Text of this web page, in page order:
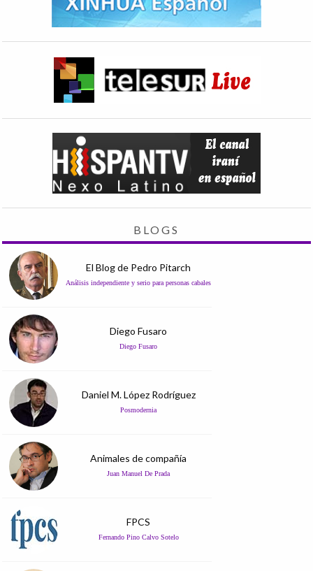
BLOGS
El Blog de Pedro Pitarch
Análisis independiente y serio para personas cabales
Diego Fusaro
Diego Fusaro
Daniel M. López Rodríguez
Posmodernia
Animales de compañía
Juan Manuel De Prada
FPCS
Fernando Pino Calvo Sotelo